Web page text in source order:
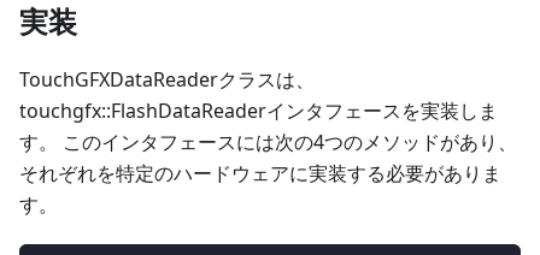
実装
TouchGFXDataReaderクラスは、
touchgfx::FlashDataReaderインタフェースを実装しま
す。 このインタフェースには次の4つのメソッドがあり、
それぞれを特定のハードウェアに実装する必要がありま
す。